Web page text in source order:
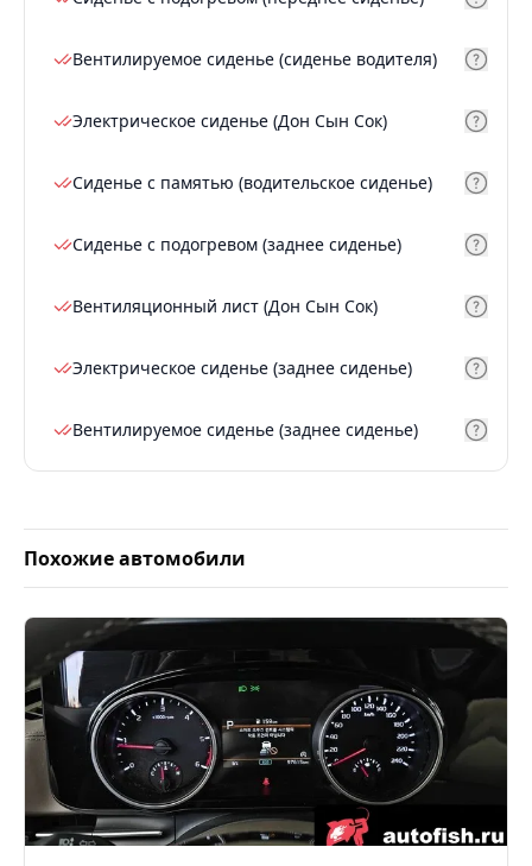
Вентилируемое сиденье (сиденье водителя)
Электрическое сиденье (Дон Сын Сок)
Сиденье с памятью (водительское сиденье)
Сиденье с подогревом (заднее сиденье)
Вентиляционный лист (Дон Сын Сок)
Электрическое сиденье (заднее сиденье)
Вентилируемое сиденье (заднее сиденье)
Похожие автомобили